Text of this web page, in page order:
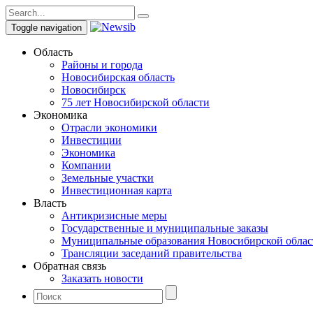
Toggle navigation
Область
Районы и города
Новосибирская область
Новосибирск
75 лет Новосибирской области
Экономика
Отрасли экономики
Инвестиции
Экономика
Компании
Земельные участки
Инвестиционная карта
Власть
Антикризисные меры
Государственные и муниципальные заказы
Муниципальные образования Новосибирской
Трансляции заседаний правительства
Обратная связь
Заказать новости